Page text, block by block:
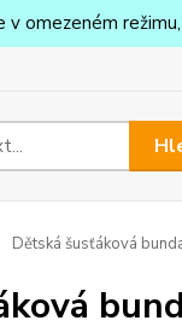
omezeném
Dětská šusťáková